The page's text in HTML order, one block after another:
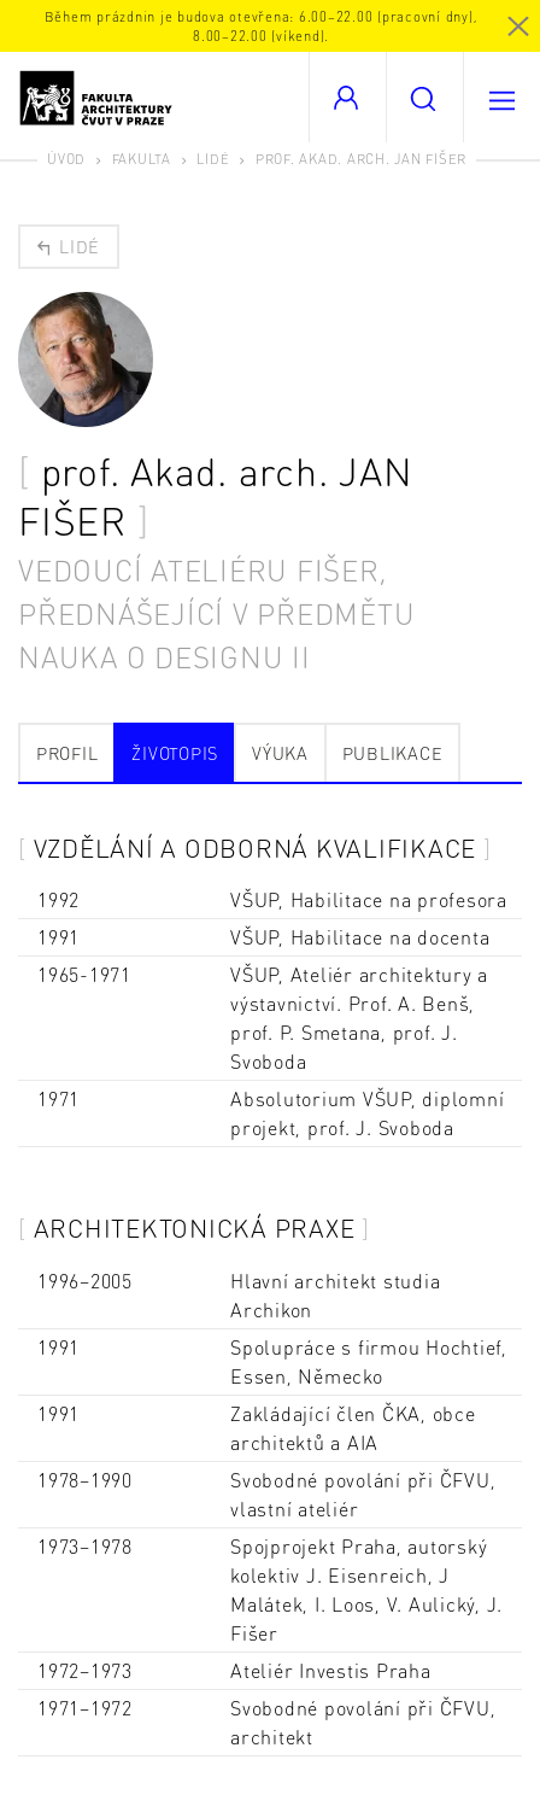
Během prázdnin je budova otevřena: 6.00–22.00 (pracovní dny),
8.00–22.00 (víkend).
ÚVOD FAKULTA LIDÉ PROF. AKAD. ARCH. JAN FIŠER
LIDÉ
prof. Akad. arch. JAN
FIŠER
VEDOUCÍ ATELIÉRU FIŠER,
PŘEDNÁŠEJÍCÍ V PŘEDMĚTU
NAUKA O DESIGNU II
PROFIL ŽIVOTOPIS VÝUKA PUBLIKACE
VZDĚLÁNÍ A ODBORNÁ KVALIFIKACE
1992
VŠUP, Habilitace na profesora
1991
VŠUP, Habilitace na docenta
1965-1971
VŠUP, Ateliér architektury a
výstavnictví. Prof. A. Benš,
prof. P. Smetana, prof. J.
Svoboda
1971
Absolutorium VŠUP, diplomní
projekt, prof. J. Svoboda
ARCHITEKTONICKÁ PRAXE
1996–2005
Hlavní architekt studia
Archikon
1991
Spolupráce s firmou Hochtief,
Essen, Německo
1991
Zakládající člen ČKA, obce
architektů a AIA
1978–1990
Svobodné povolání při ČFVU,
vlastní ateliér
1973–1978
Spojprojekt Praha, autorský
kolektiv J. Eisenreich, J
Malátek, I. Loos, V. Aulický, J.
Fišer
1972–1973
Ateliér Investis Praha
1971–1972
Svobodné povolání při ČFVU,
architekt